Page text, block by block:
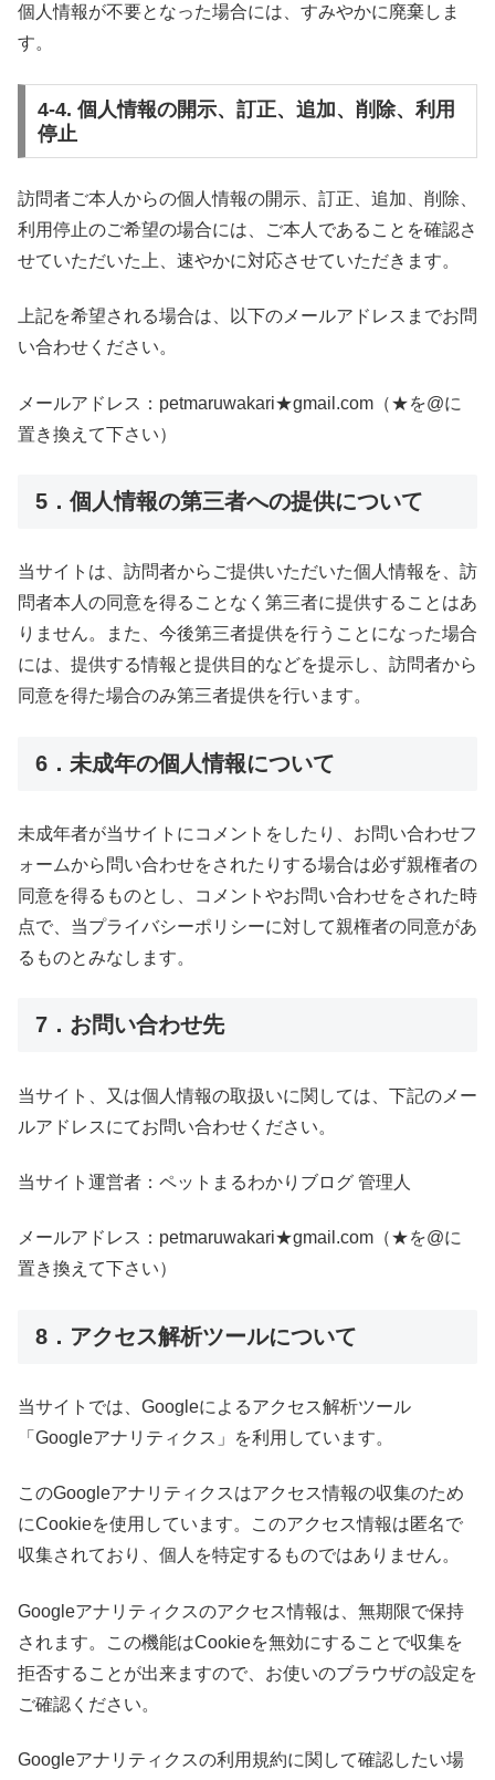
個人情報が不要となった場合には、すみやかに廃棄しま
す。
4-4. 個人情報の開示、訂正、追加、削除、利用
停止
訪問者ご本人からの個人情報の開示、訂正、追加、削除、
利用停止のご希望の場合には、ご本人であることを確認さ
せていただいた上、速やかに対応させていただきます。
上記を希望される場合は、以下のメールアドレスまでお問
い合わせください。
メールアドレス：petmaruwakari★gmail.com（★を@に
置き換えて下さい）
5．個人情報の第三者への提供について
当サイトは、訪問者からご提供いただいた個人情報を、訪
問者本人の同意を得ることなく第三者に提供することはあ
りません。また、今後第三者提供を行うことになった場合
には、提供する情報と提供目的などを提示し、訪問者から
同意を得た場合のみ第三者提供を行います。
6．未成年の個人情報について
未成年者が当サイトにコメントをしたり、お問い合わせフ
ォームから問い合わせをされたりする場合は必ず親権者の
同意を得るものとし、コメントやお問い合わせをされた時
点で、当プライバシーポリシーに対して親権者の同意があ
るものとみなします。
7．お問い合わせ先
当サイト、又は個人情報の取扱いに関しては、下記のメー
ルアドレスにてお問い合わせください。
当サイト運営者：ペットまるわかりブログ 管理人
メールアドレス：petmaruwakari★gmail.com（★を@に
置き換えて下さい）
8．アクセス解析ツールについて
当サイトでは、Googleによるアクセス解析ツール
「Googleアナリティクス」を利用しています。
このGoogleアナリティクスはアクセス情報の収集のため
にCookieを使用しています。このアクセス情報は匿名で
収集されており、個人を特定するものではありません。
Googleアナリティクスのアクセス情報は、無期限で保持
されます。この機能はCookieを無効にすることで収集を
拒否することが出来ますので、お使いのブラウザの設定を
ご確認ください。
Googleアナリティクスの利用規約に関して確認したい場